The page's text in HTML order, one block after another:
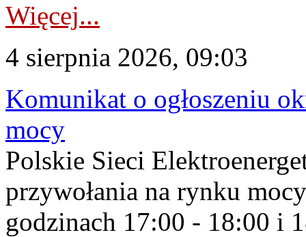
Więcej...
4 sierpnia 2026, 09:03
Komunikat o ogłoszeniu
mocy
Polskie Sieci
przywołania na rynku
godzinach 17:00 - 18:00 i